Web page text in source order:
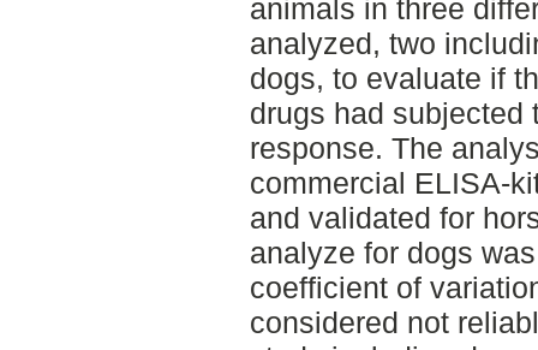
animals in three
analyzed, two
dogs, to evaluate if
drugs had subjected
response. The
commercial ELISA-
and validated for
analyze for dogs
coefficient of
considered not